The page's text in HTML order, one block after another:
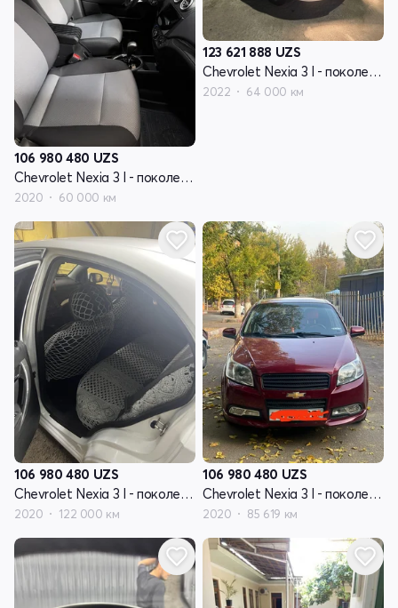
106 980 480 UZS
Chevrolet Nexia 3 I - поколение
2020 60 000 км
123 621 888 UZS
Chevrolet Nexia 3 I - поколение
2022 64 000 км
106 980 480 UZS
Chevrolet Nexia 3 I - поколение
2020 122 000 км
106 980 480 UZS
Chevrolet Nexia 3 I - поколение
2020 85 619 км